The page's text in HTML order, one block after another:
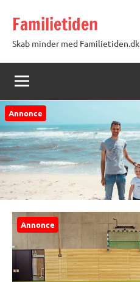
indhold
Familietiden
Skab minder med Familietiden.dk
Annonce
Annonce